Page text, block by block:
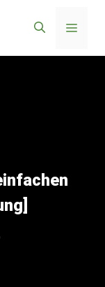
Menü